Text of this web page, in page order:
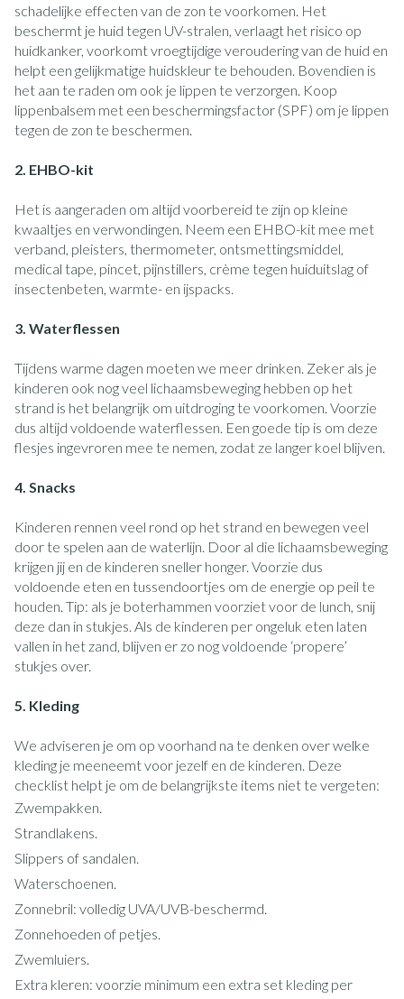
schadelijke effecten van de zon te voorkomen. Het
beschermt je huid tegen UV-stralen, verlaagt het risico op
huidkanker, voorkomt vroegtijdige veroudering van de huid en
helpt een gelijkmatige huidskleur te behouden. Bovendien is
het aan te raden om ook je lippen te verzorgen. Koop
lippenbalsem met een beschermingsfactor (SPF) om je lippen
tegen de zon te beschermen.
2. EHBO-kit
Het is aangeraden om altijd voorbereid te zijn op kleine
kwaaltjes en verwondingen. Neem een EHBO-kit mee met
verband, pleisters, thermometer, ontsmettingsmiddel,
medical tape, pincet, pijnstillers, crème tegen huiduitslag of
insectenbeten, warmte- en ijspacks.
3. Waterflessen
Tijdens warme dagen moeten we meer drinken. Zeker als je
kinderen ook nog veel lichaamsbeweging hebben op het
strand is het belangrijk om uitdroging te voorkomen. Voorzie
dus altijd voldoende waterflessen. Een goede tip is om deze
flesjes ingevroren mee te nemen, zodat ze langer koel blijven.
4. Snacks
Kinderen rennen veel rond op het strand en bewegen veel
door te spelen aan de waterlijn. Door al die lichaamsbeweging
krijgen jij en de kinderen sneller honger. Voorzie dus
voldoende eten en tussendoortjes om de energie op peil te
houden. Tip: als je boterhammen voorziet voor de lunch, snij
deze dan in stukjes. Als de kinderen per ongeluk eten laten
vallen in het zand, blijven er zo nog voldoende ‘propere’
stukjes over.
5. Kleding
We adviseren je om op voorhand na te denken over welke
kleding je meeneemt voor jezelf en de kinderen. Deze
checklist helpt je om de belangrijkste items niet te vergeten:
Zwempakken.
Strandlakens.
Slippers of sandalen.
Waterschoenen.
Zonnebril: volledig UVA/UVB-beschermd.
Zonnehoeden of petjes.
Zwemluiers.
Extra kleren: voorzie minimum een extra set kleding per